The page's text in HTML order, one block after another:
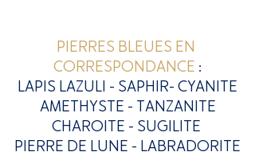
PIERRES BLEUES EN
CORRESPONDANCE :
LAPIS LAZULI - SAPHIR- CYANITE
AMETHYSTE - TANZANITE
CHAROITE - SUGILITE
PIERRE DE LUNE - LABRADORITE